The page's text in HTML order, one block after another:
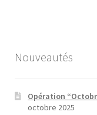
Nouveautés
Opération
octobre 2025